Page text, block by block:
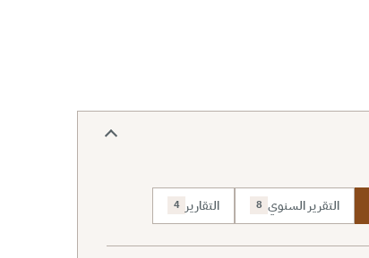
التقرير السنوي 8 التقارير 4